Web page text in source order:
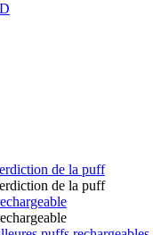
de la puff
de la puff